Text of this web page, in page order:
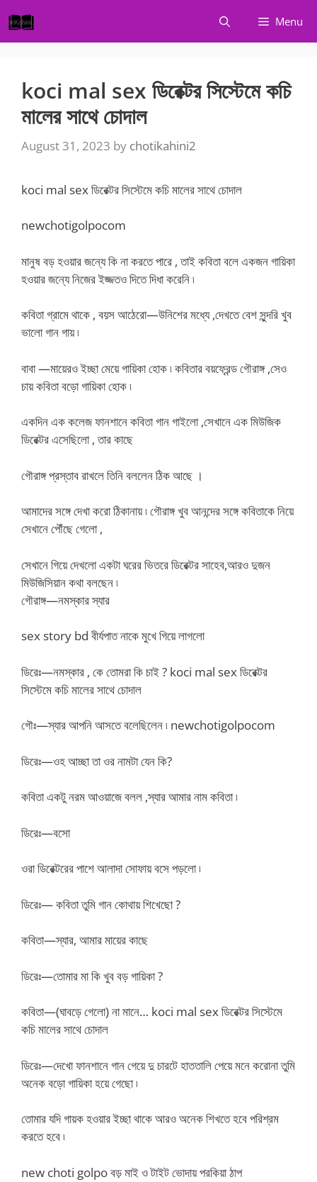
to
content
Menu
koci mal sex ডিরেক্টর সিস্টেমে কচি
মালের সাথে চোদাল
August 31, 2023 by chotikahini2
koci mal sex ডিরেক্টর সিস্টেমে কচি মালের সাথে চোদাল
newchotigolpocom
মানুষ বড় হওয়ার জন্যে কি না করতে পারে , তাই কবিতা বলে একজন গায়িকা
হওয়ার জন্যে নিজের ইজ্জতও দিতে দিধা করেনি ৷
কবিতা গ্রামে থাকে , বয়স আঠেরো—উনিশের মধ্যে ,দেখতে বেশ সুন্দরি খুব
ভালো গান গায় ৷
বাবা —মায়েরও ইচ্ছা মেয়ে গায়িকা হোক ৷ কবিতার বয়ফ্রেন্ড গৌরাঙ্গ ,সেও
চায় কবিতা বড়ো গায়িকা হোক ৷
একদিন এক কলেজ ফানশানে কবিতা গান গাইলো ,সেখানে এক মিউজিক
ডিরেক্টর এসেছিলো , তার কাছে
গৌরাঙ্গ প্রস্তাব রাখলে তিনি বললেন ঠিক আছে ।
আমাদের সঙ্গে দেখা করো ঠিকানায় ৷ গৌরাঙ্গ খুব আনন্দের সঙ্গে কবিতাকে নিয়ে
সেখানে পৌঁছে গেলো ,
সেখানে গিয়ে দেখলো একটা ঘরের ভিতরে ডিরেক্টর সাহেব,আরও দুজন
মিউজিসিয়ান কথা বলছেন ৷
গৌরাঙ্গ—নমস্কার স্যার
sex story bd বীর্যপাত নাকে মুখে গিয়ে লাগলো
ডিরেঃ—নমস্কার , কে তোমরা কি চাই ? koci mal sex ডিরেক্টর
সিস্টেমে কচি মালের সাথে চোদাল
গৌঃ—স্যার আপনি আসতে বলেছিলেন ৷ newchotigolpocom
ডিরেঃ—ওহ আচ্ছা তা ওর নামটা যেন কি?
কবিতা একটু নরম আওয়াজে বলল ,স্যার আমার নাম কবিতা ৷
ডিরেঃ—বসো
ওরা ডিরেক্টরের পাশে আলাদা সোফায় বসে পড়লো ৷
ডিরেঃ— কবিতা তুমি গান কোথায় শিখেছো ?
কবিতা—স্যার, আমার মায়ের কাছে
ডিরেঃ—তোমার মা কি খুব বড় গায়িকা ?
কবিতা—(ঘাবড়ে গেলো) না মানে… koci mal sex ডিরেক্টর সিস্টেমে
কচি মালের সাথে চোদাল
ডিরেঃ—দেখো ফানশানে গান গেয়ে দু চারটে হাততালি পেয়ে মনে করোনা তুমি
অনেক বড়ো গায়িকা হয়ে গেছো ৷
তোমার যদি গায়ক হওয়ার ইচ্ছা থাকে আরও অনেক শিখতে হবে পরিশ্রম
করতে হবে ৷
new choti golpo বড় মাই ও টাইট ভোদায় পরকিয়া ঠাপ